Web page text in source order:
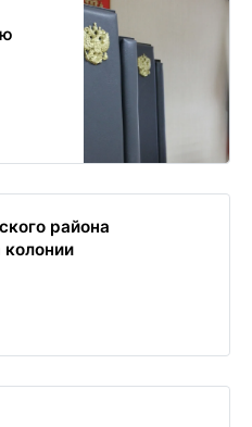
района
колонии